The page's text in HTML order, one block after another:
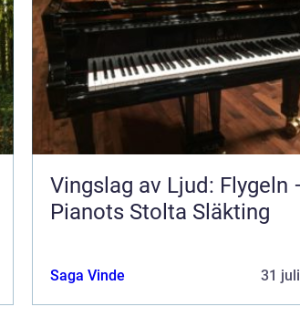
Vingslag av Ljud: Flygeln
Pianots Stolta Släkting
Saga Vinde 31